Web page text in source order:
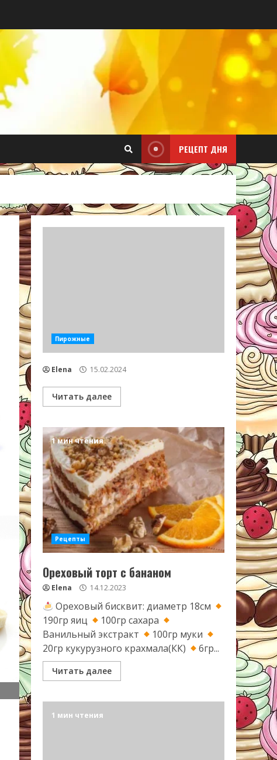
РЕЦЕПТ ДНЯ
Пирожные
Elena 15.02.2024
Читать далее
1 мин чтения
Рецепты
Ореховый торт с бананом
Elena 14.12.2023
Ореховый бисквит: диаметр 18см
190гр яиц
100гр сахара
Ванильный экстракт
100гр муки
20гр кукурузного крахмала(КК)
6гр...
Читать далее
1 мин чтения